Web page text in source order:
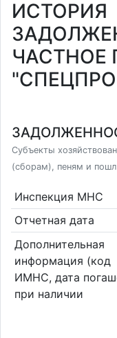
ИСТОРИЯ
ЧАСТНОЕ
Субъекты
(сборам), пеням и
Инспекция МНС
Отчетная дата
Дополнительная
информация (код
ИМНС, дата
при наличии